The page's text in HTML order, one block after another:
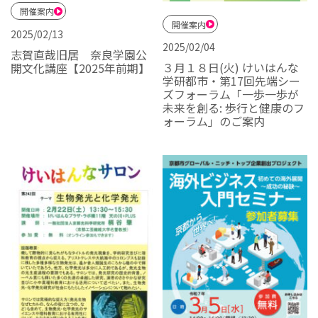
開催案内
2025/02/13
志賀直哉旧居 奈良学園公
開文化講座【2025年前期】
開催案内
2025/02/04
３月１８日(火) けいはんな
学研都市・第17回先端シー
ズフォーラム「一歩一歩が
未来を創る: 歩行と健康のフ
ォーラム」のご案内